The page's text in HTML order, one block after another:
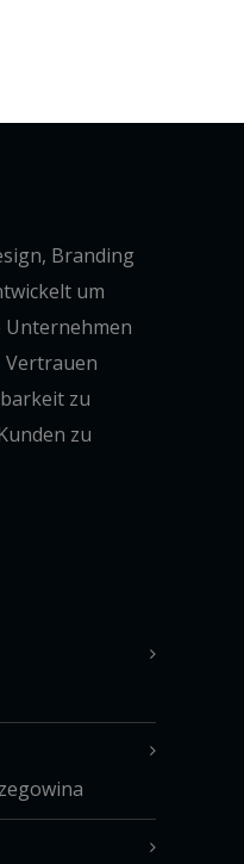
Branding
um
Vertrauen
zu
zu